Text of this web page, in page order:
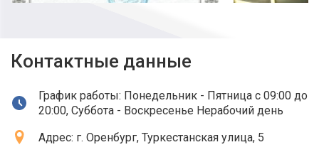
Контактные данные
График работы: Понедельник - Пятница с 09:00 до
20:00, Суббота - Воскресенье Нерабочий день
Адрес: г. Оренбург, Туркестанская улица, 5